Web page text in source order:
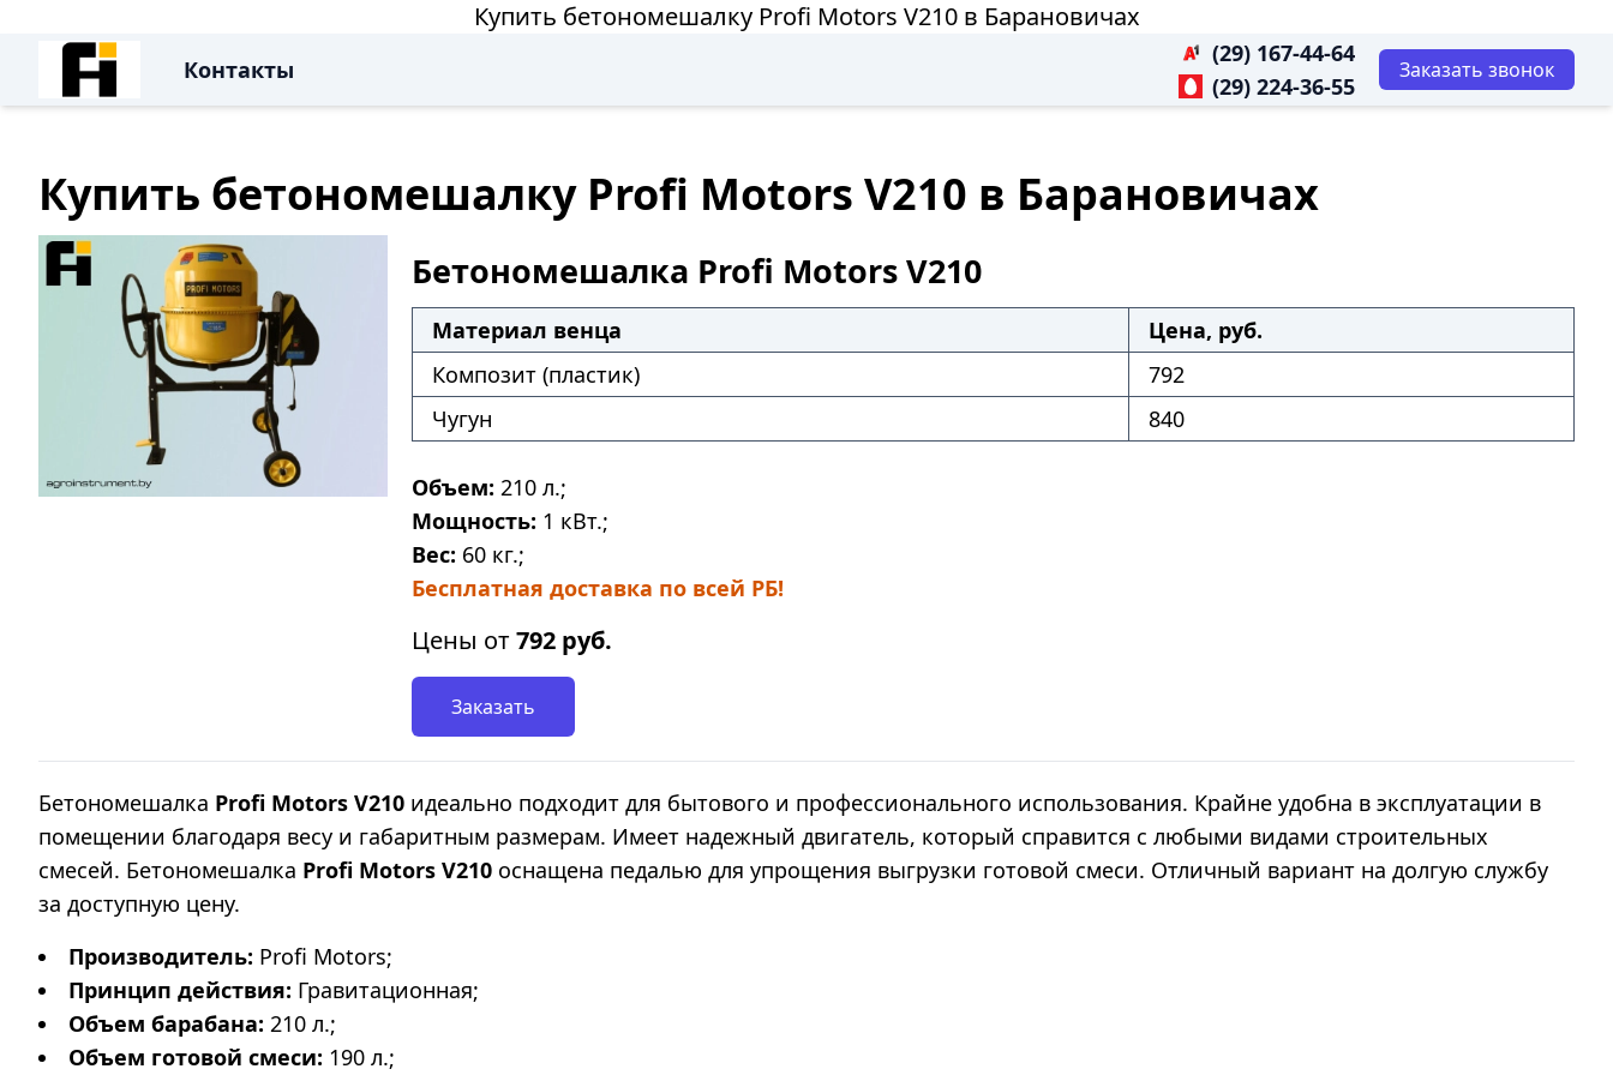
Купить бетономешалку Profi Motors V210 в Барановичах
Контакты
(29) 167-44-64
(29) 224-36-55
Заказать звонок
Купить бетономешалку Profi Motors V210 в Барановичах
Бетономешалка Profi Motors V210
Материал венца
Цена, руб.
Композит (пластик)
792
Чугун
840
Объем: 210 л.;
Мощность: 1 кВт.;
Вес: 60 кг.;
Бесплатная доставка по всей РБ!
Цены от792 руб.
Заказать
Бетономешалка Profi Motors V210 идеально подходит для бытового и профессионального использования. Крайне удобна в эксплуатации в
помещении благодаря весу и габаритным размерам. Имеет надежный двигатель, который справится с любыми видами строительных
смесей. Бетономешалка Profi Motors V210 оснащена педалью для упрощения выгрузки готовой смеси. Отличный вариант на долгую службу
за доступную цену.
Производитель: Profi Motors;
Принцип действия: Гравитационная;
Объем барабана: 210 л.;
Объем готовой смеси: 190 л.;